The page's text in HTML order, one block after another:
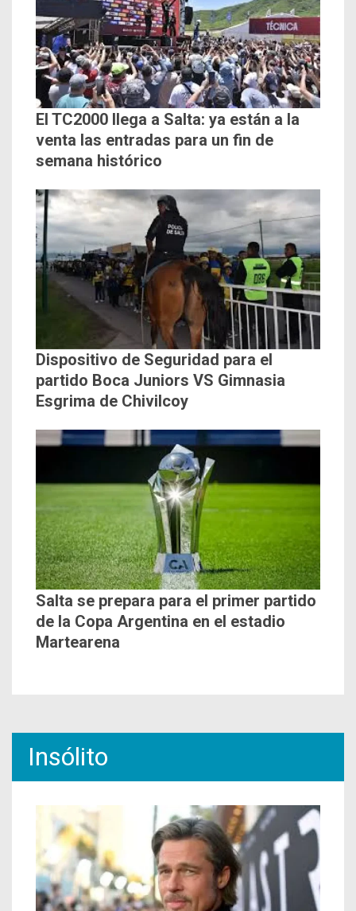
El TC2000 llega a Salta: ya están a la
venta las entradas para un fin de
semana histórico
Dispositivo de Seguridad para el
partido Boca Juniors VS Gimnasia
Esgrima de Chivilcoy
Salta se prepara para el primer partido
de la Copa Argentina en el estadio
Martearena
Insólito